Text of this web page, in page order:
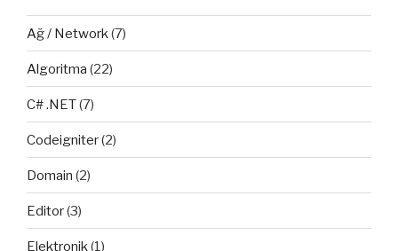
Ağ / Network(7)
Algoritma (22)
C# .NET(7)
Codeigniter(2)
Domain (2)
Editor(3)
Elektronik(1)